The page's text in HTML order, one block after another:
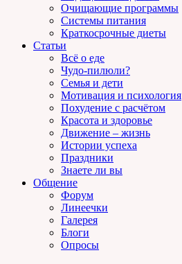
Очищающие программы
Системы питания
Краткосрочные диеты
Статьи
Всё о еде
Чудо-пилюли?
Семья и дети
Мотивация и психология
Похудение с расчётом
Красота и здоровье
Движение – жизнь
Истории успеха
Праздники
Знаете ли вы
Общение
Форум
Линеечки
Галерея
Блоги
Опросы